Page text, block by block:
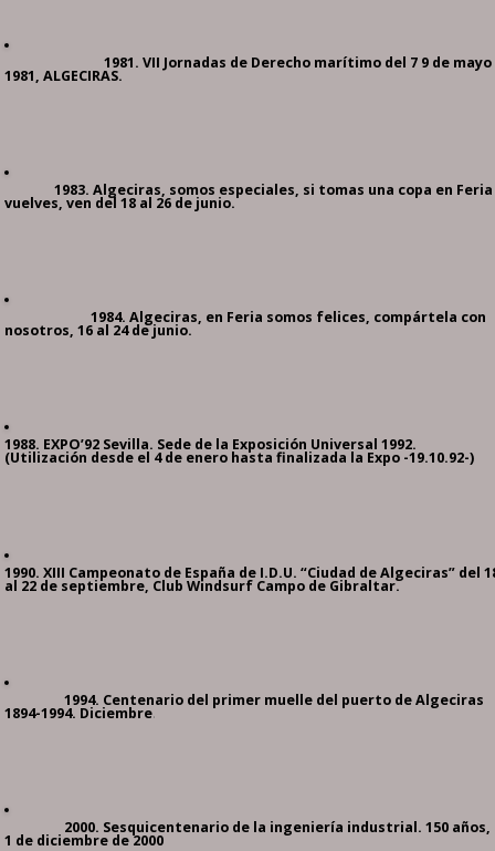
1981. VII Jornadas de Derecho marítimo del 7 9 de mayo
1981, ALGECIRAS.
1983. Algeciras, somos especiales, si tomas una copa en Feria
vuelves, ven del 18 al 26 de junio.
1984. Algeciras, en Feria somos felices, compártela con
nosotros, 16 al 24 de junio.
1988. EXPO’92 Sevilla. Sede de la Exposición Universal 1992.
(Utilización desde el 4 de enero hasta finalizada la Expo -19.10.92-)
1990. XIII Campeonato de España de I.D.U. “Ciudad de Algeciras” del
al 22 de septiembre, Club Windsurf Campo de Gibraltar.
1994. Centenario del primer muelle del puerto de Algeciras
1894-1994. Diciembre.
2000. Sesquicentenario de la ingeniería industrial. 150 años,
1 de diciembre de 2000